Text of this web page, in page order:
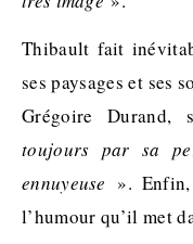
Thibault fait
ses paysages et ses
Grégoire Durand,
toujours par sa
ennuyeuse ».
l’humour qu’il met